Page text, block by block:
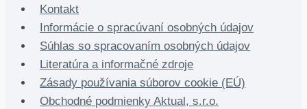
Kontakt
Informácie o spracúvaní osobných údajov
Súhlas so spracovaním osobných údajov
Literatúra a informačné zdroje
Zásady používania súborov cookie (EÚ)
Obchodné podmienky Aktual, s.r.o.